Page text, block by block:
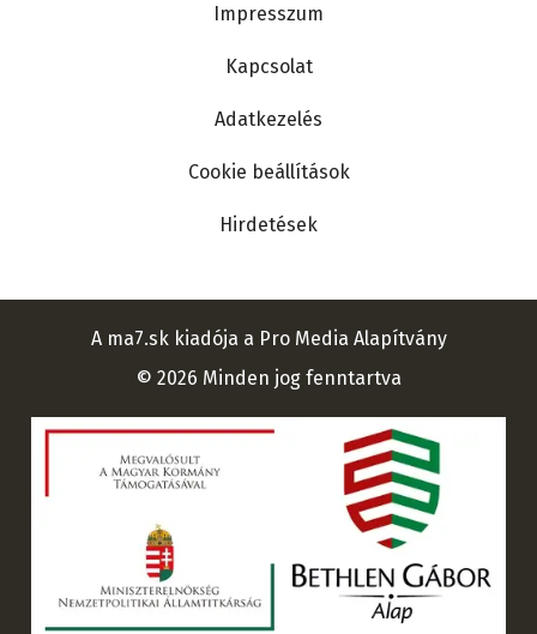
Impresszum
Kapcsolat
Adatkezelés
Cookie beállítások
Hirdetések
A ma7.sk kiadója a Pro Media Alapítvány
© 2026 Minden jog fenntartva